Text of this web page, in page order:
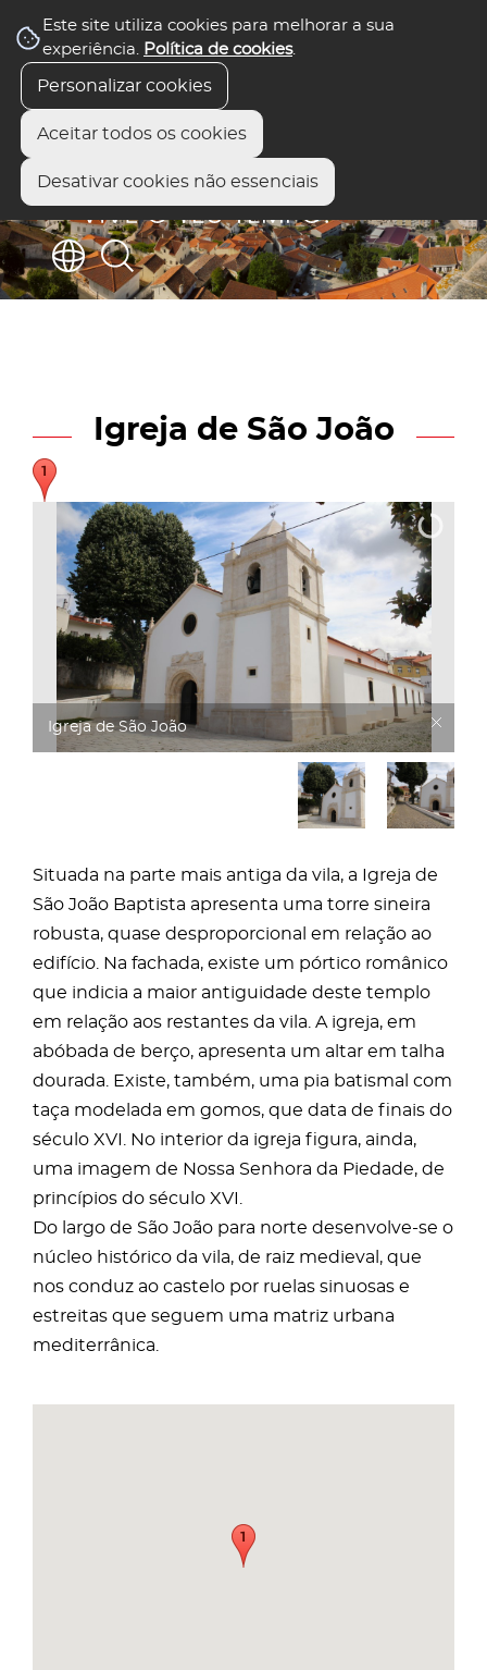
Este site utiliza cookies para melhorar a sua
experiência. Política de cookies.
Personalizar cookies
Aceitar todos os cookies
Desativar cookies não essenciais
Igreja de São João
Igreja de São João
Situada na parte mais antiga da vila, a Igreja de
São João Baptista apresenta uma torre sineira
robusta, quase desproporcional em relação ao
edifício. Na fachada, existe um pórtico românico
que indicia a maior antiguidade deste templo
em relação aos restantes da vila. A igreja, em
abóbada de berço, apresenta um altar em talha
dourada. Existe, também, uma pia batismal com
taça modelada em gomos, que data de finais do
século XVI. No interior da igreja figura, ainda,
uma imagem de Nossa Senhora da Piedade, de
princípios do século XVI.
Do largo de São João para norte desenvolve-se o
núcleo histórico da vila, de raiz medieval, que
nos conduz ao castelo por ruelas sinuosas e
estreitas que seguem uma matriz urbana
mediterrânica.